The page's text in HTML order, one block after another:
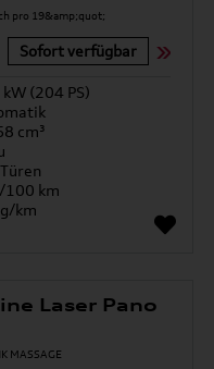
Sofort verfügbar
(204 PS)
cm³
100 km
km
Laser Pano